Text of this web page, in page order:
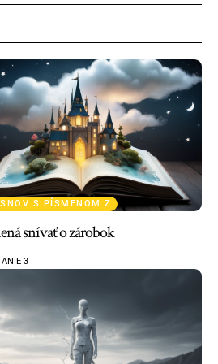
S PÍSMENOM Z
snívať o zárobok
3